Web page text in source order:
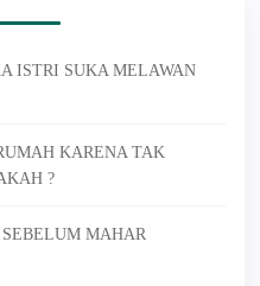
ISTRI SUKA MELAWAN
KARENA TAK
?
MAHAR